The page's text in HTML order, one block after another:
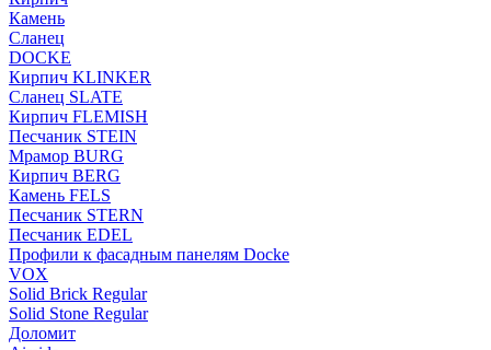
Камень
Сланец
DOCKE
Кирпич KLINKER
Сланец SLATE
Кирпич FLEMISH
Пес­ча­ник STEIN
Мрамор BURG
Кирпич BERG
Камень FELS
Пес­ча­ник STERN
Пес­ча­ник EDEL
Профили к фасадным панелям Docke
VOX
Solid Brick Regular
Solid Stone Regular
Доломит